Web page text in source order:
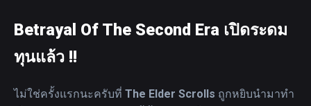
Betrayal Of The Second Era เปิดระดม
ทุนแล้ว !!
ไม่ใช่ครั้งแรกนะครับที่ The Elder Scrolls ถูกหยิบนำมาทำ